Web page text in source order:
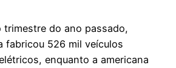
trimestre do ano passado,
fabricou 526 mil veículos
enquanto a americana